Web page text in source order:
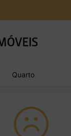
Quarto